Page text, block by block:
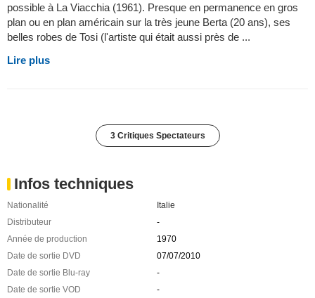
possible à La Viacchia (1961). Presque en permanence en gros
plan ou en plan américain sur la très jeune Berta (20 ans), ses
belles robes de Tosi (l'artiste qui était aussi près de ...
Lire plus
3 Critiques Spectateurs
Infos techniques
Nationalité
Italie
Distributeur
-
Année de production
1970
Date de sortie DVD
07/07/2010
Date de sortie Blu-ray
-
Date de sortie VOD
-